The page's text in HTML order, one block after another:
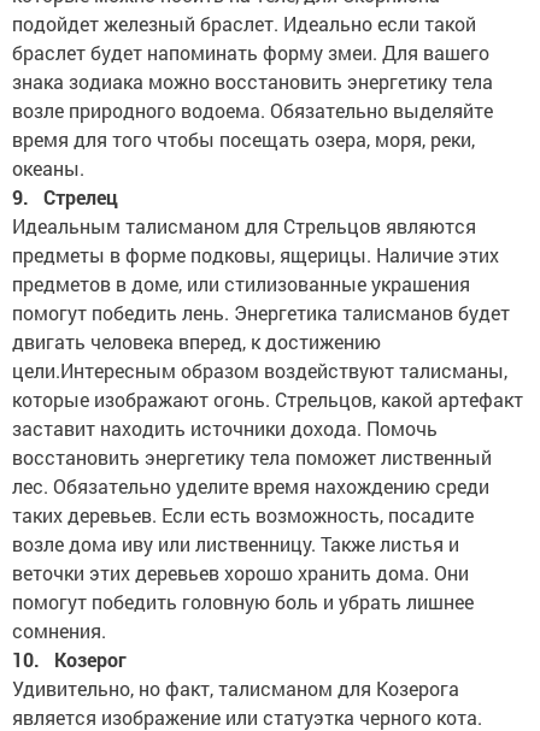
подойдет железный браслет. Идеально если такой
браслет будет напоминать форму змеи. Для вашего
знака зодиака можно восстановить энергетику тела
возле природного водоема. Обязательно выделяйте
время для того чтобы посещать озера, моря, реки,
океаны.
9. Стрелец
Идеальным талисманом для Стрельцов являются
предметы в форме подковы, ящерицы. Наличие этих
предметов в доме, или стилизованные украшения
помогут победить лень. Энергетика талисманов будет
двигать человека вперед, к достижению
цели.Интересным образом воздействуют талисманы,
которые изображают огонь. Стрельцов, какой артефакт
заставит находить источники дохода. Помочь
восстановить энергетику тела поможет лиственный
лес. Обязательно уделите время нахождению среди
таких деревьев. Если есть возможность, посадите
возле дома иву или лиственницу. Также листья и
веточки этих деревьев хорошо хранить дома. Они
помогут победить головную боль и убрать лишнее
сомнения.
10. Козерог
Удивительно, но факт, талисманом для Козерога
является изображение или статуэтка черного кота.